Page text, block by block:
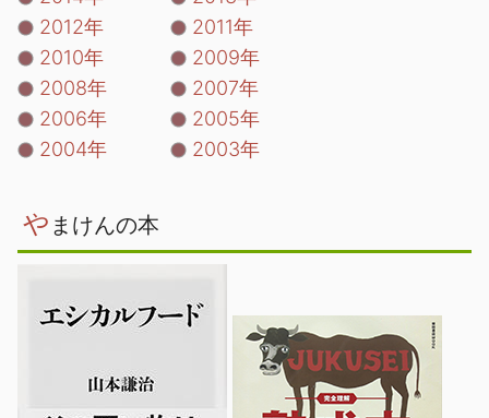
2012年
2011年
2010年
2009年
2008年
2007年
2006年
2005年
2004年
2003年
や まけんの本